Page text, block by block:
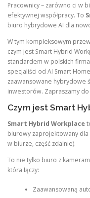
Pracownicy – zarówno ci w
efektywnej współpracy. To
biuro hybrydowe AI dla
W tym kompleksowym
czym jest Smart Hybrid
standardem w polskich
specjaliści od AI Smart
zaawansowane hybrydowe
inwestorów. Zapraszamy do
Czym jest Smart
Smart Hybrid Workplace
biurowy zaprojektowany dla
w biurze, część zdalnie).
To nie tylko biuro z
która łączy:
Zaawansowaną